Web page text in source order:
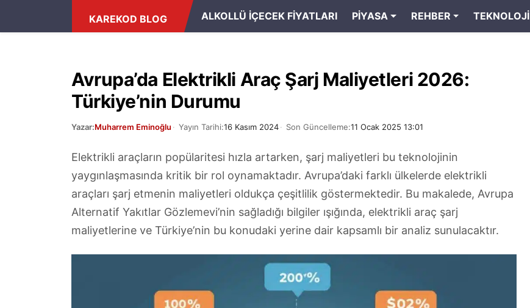
KAREKOD BLOG ALKOLLÜ İÇECEK FIYATLARI PIYASA REHBER TEKNOLOJI
Avrupa’da Elektrikli Araç Şarj Maliyetleri 2026:
Türkiye’nin Durumu
Yazar:Muharrem Eminoğlu Yayın Tarihi:16 Kasım 2024 Son Güncelleme:11 Ocak 2025 13:01
Elektrikli araçların popülaritesi hızla artarken, şarj maliyetleri bu teknolojinin
yaygınlaşmasında kritik bir rol oynamaktadır. Avrupa’daki farklı ülkelerde elektrikli
araçları şarj etmenin maliyetleri oldukça çeşitlilik göstermektedir. Bu makalede, Avrupa
Alternatif Yakıtlar Gözlemevi’nin sağladığı bilgiler ışığında, elektrikli araç şarj
maliyetlerine ve Türkiye’nin bu konudaki yerine dair kapsamlı bir analiz sunulacaktır.